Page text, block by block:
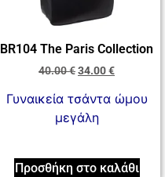
BR104 The Paris Collection
40.00€34.00€
Γυναικεία τσάντα ώμου
μεγάλη
Προσθήκη στο καλάθι